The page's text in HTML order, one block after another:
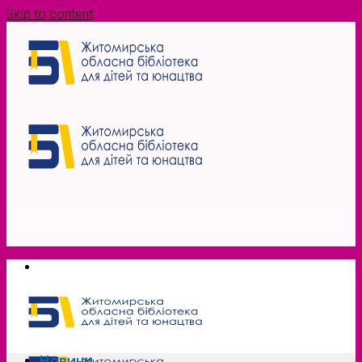
Skip to content